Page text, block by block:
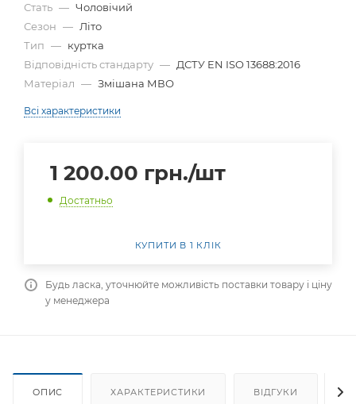
Стать — Чоловічий
Сезон — Літо
Тип — куртка
Відповідність стандарту — ДСТУ EN ISO 13688:2016
Матеріал — Змішана МВО
Всі характеристики
1 200.00 грн./шт
Достатньо
КУПИТИ В 1 КЛІК
Будь ласка, уточнюйте можливість поставки товару і ціну
у менеджера
ОПИС ХАРАКТЕРИСТИКИ ВІДГУКИ